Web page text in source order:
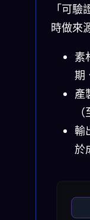
「可
時做來
素
期
產
輸
於